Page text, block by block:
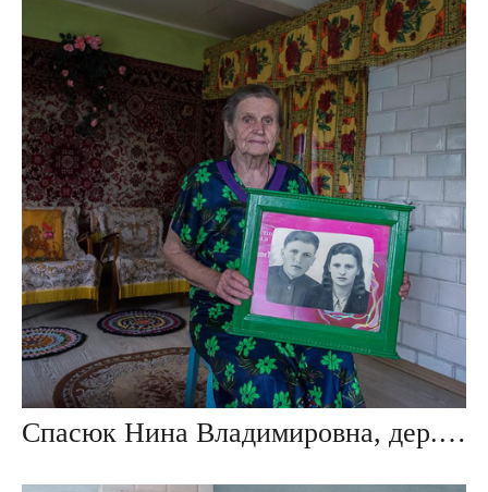
Спасюк Нина Владимировна, дер. Ивезь, Беларусь